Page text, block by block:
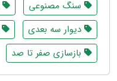
سنگ مصنوعی
دیوار سه بعدی
بازسازی صفر تا صد